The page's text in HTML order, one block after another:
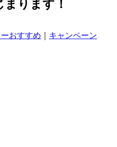
ります！
おすすめ キャンペーン